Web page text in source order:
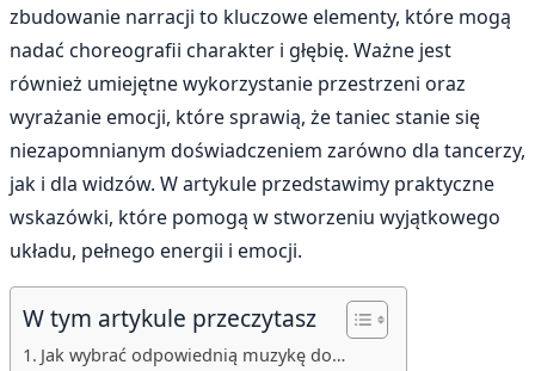
zbudowanie narracji to kluczowe elementy, które mogą
nadać choreografii charakter i głębię. Ważne jest
również umiejętne wykorzystanie przestrzeni oraz
wyrażanie emocji, które sprawią, że taniec stanie się
niezapomnianym doświadczeniem zarówno dla tancerzy,
jak i dla widzów. W artykule przedstawimy praktyczne
wskazówki, które pomogą w stworzeniu wyjątkowego
układu, pełnego energii i emocji.
W tym artykule przeczytasz
Jak wybrać odpowiednią muzykę do…